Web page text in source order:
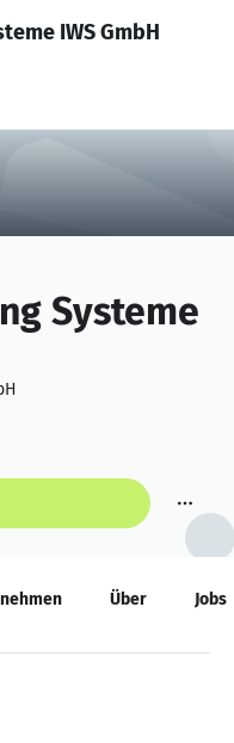
Anmelden
Job posten
IWS GmbH
Systeme
Über Jobs